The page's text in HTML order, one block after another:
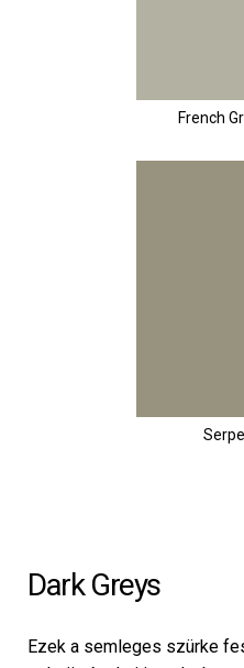
French
Dark Greys
Ezek a semleges szürke